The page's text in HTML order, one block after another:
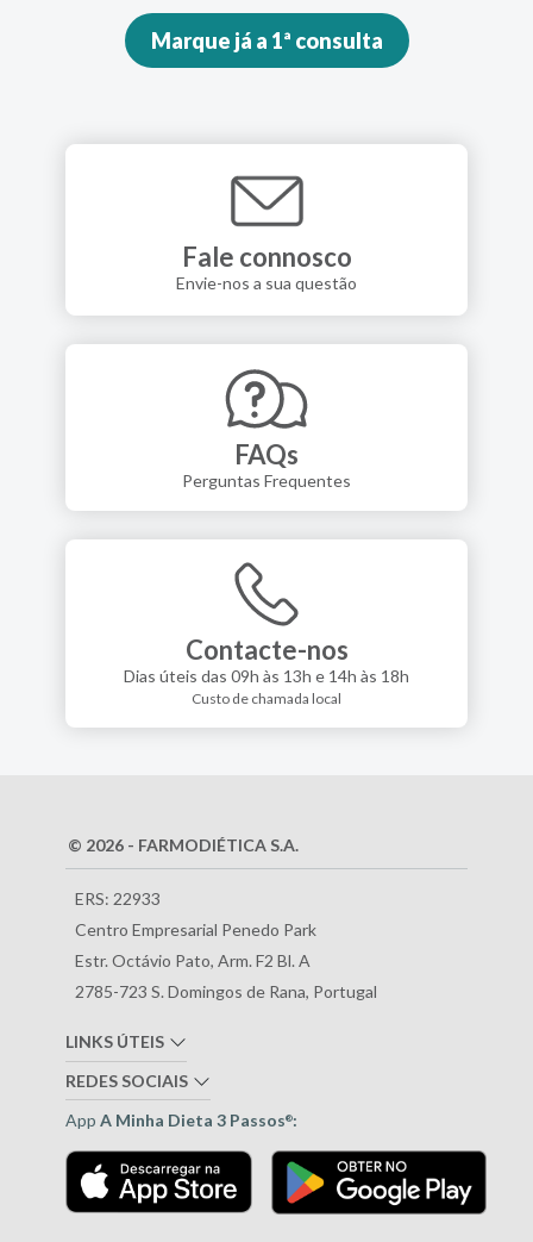
Marque já a 1ª consulta
Fale connosco
Envie-nos a sua questão
FAQs
Perguntas Frequentes
Contacte-nos
Dias úteis das 09h às 13h e 14h às 18h
Custo de chamada local
© 2026 - FARMODIÉTICA S.A.
ERS: 22933
Centro Empresarial Penedo Park
Estr. Octávio Pato, Arm. F2 Bl. A
2785-723 S. Domingos de Rana, Portugal
LINKS ÚTEIS
REDES SOCIAIS
App A Minha Dieta 3 Passos®: